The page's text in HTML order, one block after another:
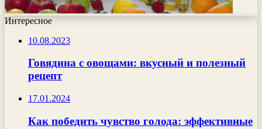
Интересное
10.08.2023
Говядина с овощами: вкусный и полезный
рецепт
17.01.2024
Как победить чувство голода: эффективные